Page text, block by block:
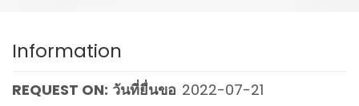
Information
REQUEST ON: วันที่ยื่นขอ 2022-07-21